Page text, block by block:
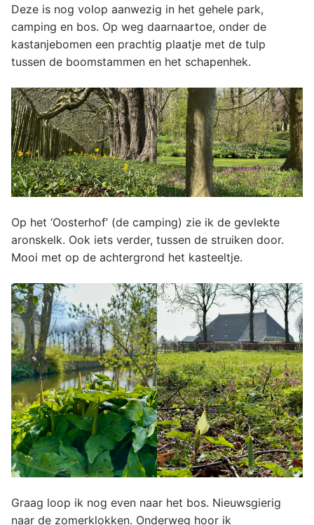
Deze is nog volop aanwezig in het gehele park,
camping en bos. Op weg daarnaartoe, onder de
kastanjebomen een prachtig plaatje met de tulp
tussen de boomstammen en het schapenhek.
Op het ‘Oosterhof’ (de camping) zie ik de gevlekte
aronskelk. Ook iets verder, tussen de struiken door.
Mooi met op de achtergrond het kasteeltje.
Graag loop ik nog even naar het bos. Nieuwsgierig
naar de zomerklokken. Onderweg hoor ik